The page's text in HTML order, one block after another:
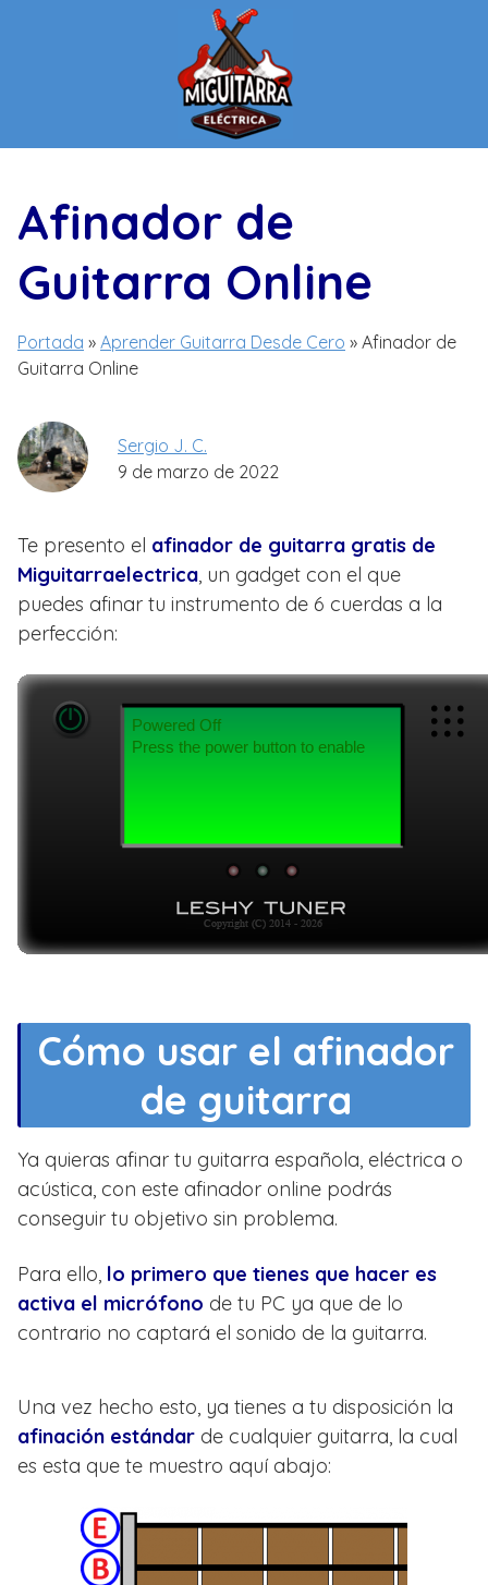
Afinador de
Guitarra Online
Portada » Aprender Guitarra Desde Cero » Afinador de
Guitarra Online
Sergio J. C.
9 de marzo de 2022
Te presento el afinador de guitarra gratis de
Miguitarraelectrica, un gadget con el que
puedes afinar tu instrumento de 6 cuerdas a la
perfección:
Cómo usar el afinador
de guitarra
Ya quieras afinar tu guitarra española, eléctrica o
acústica, con este afinador online podrás
conseguir tu objetivo sin problema.
Para ello, lo primero que tienes que hacer es
activa el micrófono de tu PC ya que de lo
contrario no captará el sonido de la guitarra.
Una vez hecho esto, ya tienes a tu disposición la
afinación estándar de cualquier guitarra, la cual
es esta que te muestro aquí abajo: